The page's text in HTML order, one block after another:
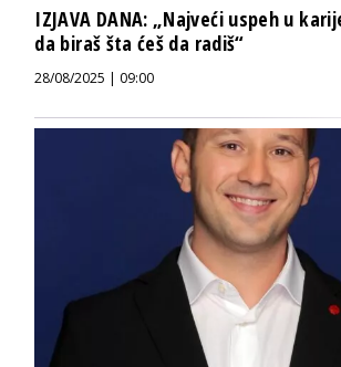
IZJAVA DANA: „Najveći uspeh u
da biraš šta ćeš da radiš“
28/08/2025 | 09:00